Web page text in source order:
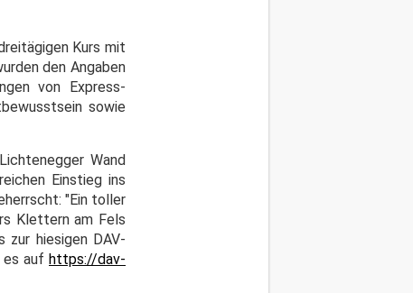
Kurs mit
den Angaben
von Express-
sowie
Wand
Einstieg ins
"Ein toller
Klettern am Fels
hiesigen DAV-
es auf https://dav-